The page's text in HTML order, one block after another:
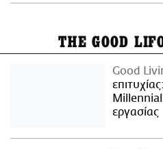
THE GOOD
Good
εργασίας